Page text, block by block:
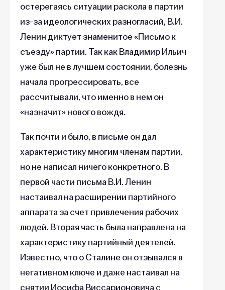
остерегаясь ситуации раскола в партии
из-за идеологических разногласий, В.И.
Ленин диктует знаменитое «Письмо к
съезду» партии. Так как Владимир Ильич
уже был не в лучшем состоянии, болезнь
начала прогрессировать, все
рассчитывали, что именно в нем он
«назначит» нового вождя.
Так почти и было, в письме он дал
характеристику многим членам партии,
но не написал ничего конкретного. В
первой части письма В.И. Ленин
настаивал на расширении партийного
аппарата за счет привлечения рабочих
людей. Вторая часть была направлена на
характеристику партийный деятелей.
Известно, что о Сталине он отзывался в
негативном ключе и даже настаивал на
снятии Иосифа Виссарионовича с